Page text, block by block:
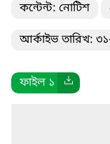
কন্টেন্ট: নোটিশ
আর্কাইভ তারিখ:
ফাইল ১